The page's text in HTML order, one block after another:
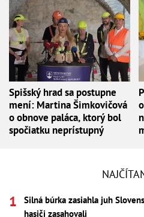
Spišský hrad sa postupne
mení: Martina Šimkovičová
o obnove paláca, ktorý bol
spočiatku neprístupný
Silná búrka zasiahla juh
hasiči zasahovali